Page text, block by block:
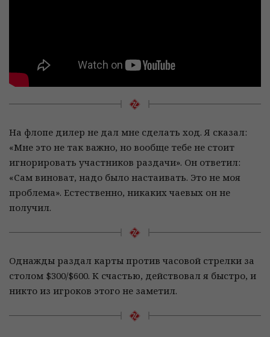
На флопе дилер не дал мне сделать ход. Я сказал:
«Мне это не так важно, но вообще тебе не стоит
игнорировать участников раздачи». Он ответил:
«Сам виноват, надо было настаивать. Это не моя
проблема». Естественно, никаких чаевых он не
получил.
Однажды раздал карты против часовой стрелки за
столом $300/$600. К счастью, действовал я быстро, и
никто из игроков этого не заметил.